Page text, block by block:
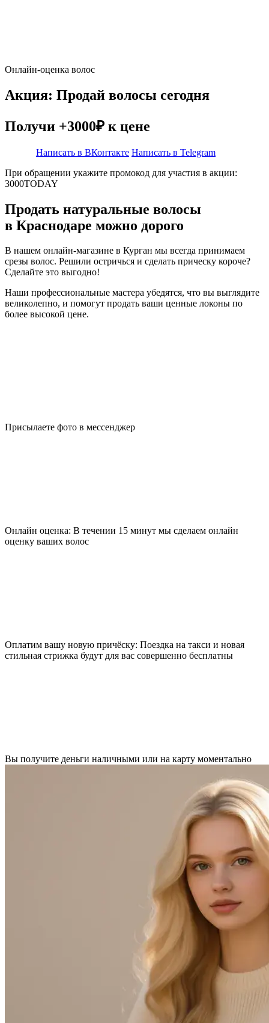
Онлайн-оценка волос
Акция: Продай волосы сегодня
Получи +3000₽ к цене
Написать в ВКонтакте Написать в Telegram
При обращении укажите промокод для участия в акции:
3000TODAY
Продать натуральные волосы
в Краснодаре можно дорого
В нашем онлайн-магазине в Курган мы всегда принимаем
срезы волос. Решили остричься и сделать прическу короче?
Сделайте это выгодно!
Наши профессиональные мастера убедятся, что вы выглядите
великолепно, и помогут продать ваши ценные локоны по
более высокой цене.
Присылаете фото в мессенджер
Онлайн оценка: В течении 15 минут мы сделаем онлайн
оценку ваших волос
Оплатим вашу новую причёску: Поездка на такси и новая
стильная стрижка будут для вас совершенно бесплатны
Вы получите деньги наличными или на карту моментально